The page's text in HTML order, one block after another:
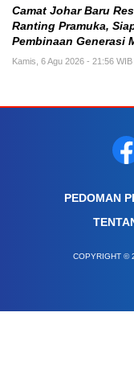
Camat Johar Baru
Ranting Pramuka,
Pembinaan Generasi
Kamis, 6 Agu 2026 - 21:56 WIB
PEDOMAN
COPYRIGHT ©